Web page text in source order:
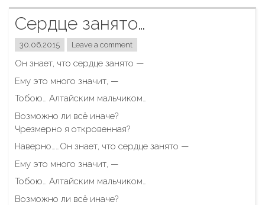
Сердце занято…
30.06.2015 Leave a comment
Он знает, что сердце занято —
Ему это много значит, —
Тобою… Алтайским мальчиком…
Возможно ли всё иначе?
Чрезмерно я откровенная?
Наверно……Он знает, что сердце занято —
Ему это много значит, —
Тобою… Алтайским мальчиком…
Возможно ли всё иначе?